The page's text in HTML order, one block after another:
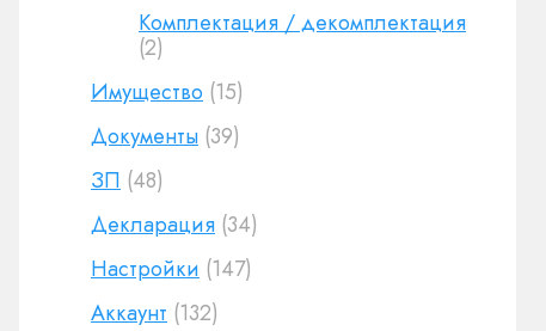
Комплектация / декомплектация
(2)
Имущество (15)
Документы (39)
ЗП (48)
Декларация (34)
Настройки (147)
Аккаунт (132)